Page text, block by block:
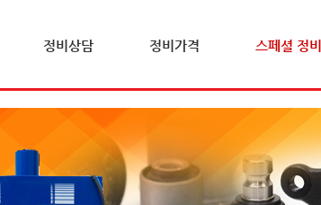
정비상담 정비가격 스페셜 정비